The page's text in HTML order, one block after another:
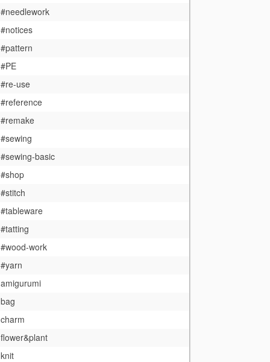
#needlework
#notices
#pattern
#PE
#re-use
#reference
#remake
#sewing
#sewing-basic
#shop
#stitch
#tableware
#tatting
#wood-work
#yarn
amigurumi
bag
charm
flower&plant
knit